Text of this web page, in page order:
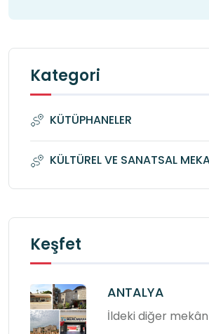
Kategori
KÜTÜPHANELER
KÜLTÜREL VE SANATSAL
Keşfet
ANTALYA
İldeki diğer